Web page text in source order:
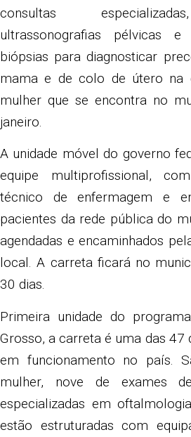
consultas
ultrassonografias pélvicas
biópsias para diagnosticar
mama e de colo de útero na
mulher que se encontra no
janeiro.
A unidade móvel do governo
equipe multiprofissional,
técnico de enfermagem e
pacientes da rede pública do
agendadas e encaminhados
local. A carreta ficará no
30 dias.
Primeira unidade do
Grosso, a carreta é uma das 47
em funcionamento no país.
mulher, nove de exames
especializadas em
estão estruturadas com